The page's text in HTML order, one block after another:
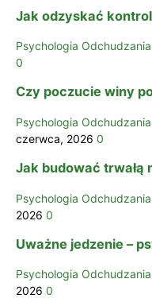
Jak odzyskać
Psychologia Odchudzania
0
Czy poczucie winy
Psychologia Odchudzania
czerwca, 2026 0
Jak budować
Psychologia Odchudzania
2026 0
Uważne jedzenie –
Psychologia Odchudzania
2026 0